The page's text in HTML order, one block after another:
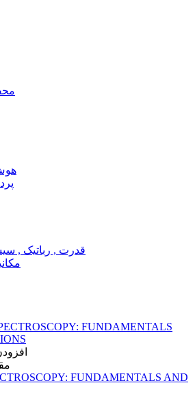
قدرت , رباتیک ,
FUNDAMENTALS AND